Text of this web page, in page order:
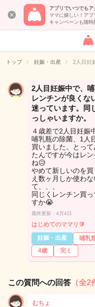
アプリでいつでもア
ママに嬉しい！アプ
キャンペーンも随時
女
イ
トップ 妊娠・出産 2人目妊
2人目妊娠中で、
レンチンが良くな
迷っています。同
っしゃいますか。
４歳差で2人目妊娠
哺乳瓶の除菌、1人
買いました。とっ
たんですが今はレ
ね😥
やめて新しいのを
え数ヶ月しか使わ
て、、、
同じくレンチン買
すか😭
最終更新：4月4日
はじめてのママリ🔰
妊娠・出産
哺乳
4歳
完ミ
この質問への回答 （全2
むちょ